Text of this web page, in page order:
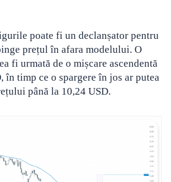
poate fi un declanșator pentru
prețul în afara modelului. O
fi urmată de o mișcare ascendentă
în timp ce o spargere în jos ar putea
până la 10,24 USD.